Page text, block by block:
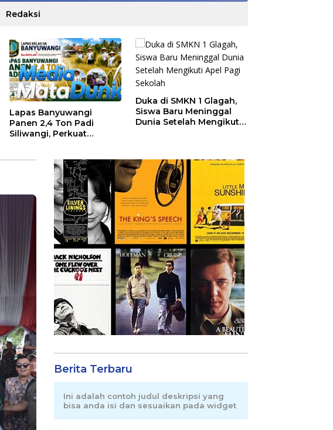
Redaksi
Lapas Banyuwangi
Panen 2,4 Ton Padi
Siliwangi, Perkuat
Duka di SMKN 1 Glagah,
Siswa Baru Meninggal
Dunia Setelah Mengikuti
Berita Terbaru
Ini adalah contoh judul deskripsi yang
bisa anda isi dan sesuaikan pada widget